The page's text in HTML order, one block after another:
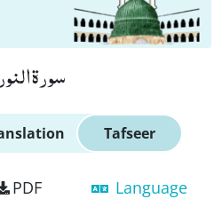
سورة
Tafseer
PDF Language